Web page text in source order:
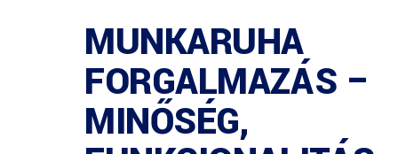
MUNKARUHA
FORGALMAZÁS –
MINŐSÉG,